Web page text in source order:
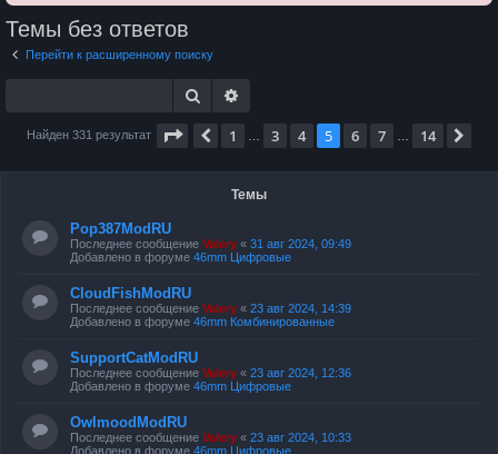
Темы без ответов
Перейти к расширенному поиску
Поиск
Найден 331 результат Страница из 14
Пред.
1 3 4 5 6 7 14
Темы
Pop387ModRU
Последнее сообщение Valery « 31 авг 2024, 09:49
Добавлено в форуме 46mm Цифровые
CloudFishModRU
Последнее сообщение Valery « 23 авг 2024, 14:39
Добавлено в форуме 46mm Комбинированные
SupportCatModRU
Последнее сообщение Valery « 23 авг 2024, 12:36
Добавлено в форуме 46mm Цифровые
OwlmoodModRU
Последнее сообщение Valery « 23 авг 2024, 10:33
Добавлено в форуме 46mm Цифровые